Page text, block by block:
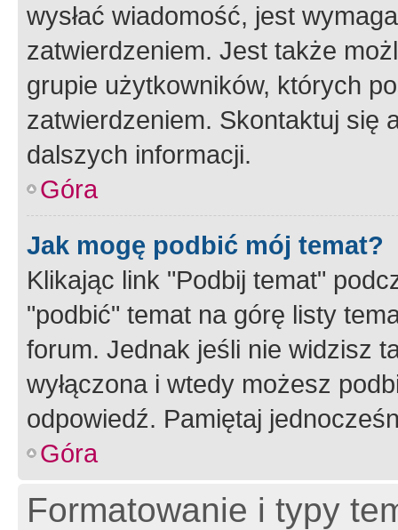
wysłać wiadomość, jest
zatwierdzeniem. Jest także
grupie użytkowników, których
zatwierdzeniem. Skontaktuj się
dalszych informacji.
Góra
Jak mogę podbić mój temat?
Klikając link "Podbij temat"
"podbić" temat na górę listy
forum. Jednak jeśli nie widzisz
wyłączona i wtedy możesz
odpowiedź. Pamiętaj
Góra
Formatowanie i typy